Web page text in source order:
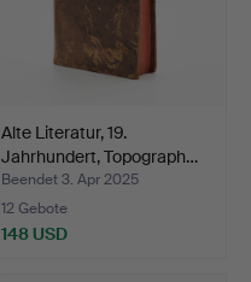
Alte Literatur, 19.
Jahrhundert, Topograph…
Beendet 3. Apr 2025
12 Gebote
148 USD